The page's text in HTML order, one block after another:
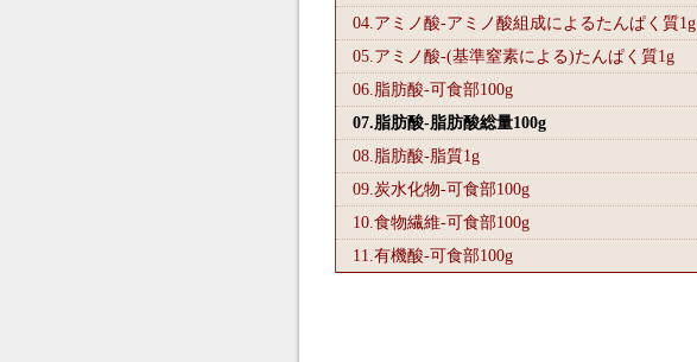
04.アミノ酸-アミノ酸組成によるたんぱく質1g
05.アミノ酸-(基準窒素による)たんぱく質1g
06.脂肪酸-可食部100g
07.脂肪酸-脂肪酸総量100g
08.脂肪酸-脂質1g
09.炭水化物-可食部100g
10.食物繊維-可食部100g
11.有機酸-可食部100g